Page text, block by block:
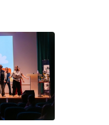
113